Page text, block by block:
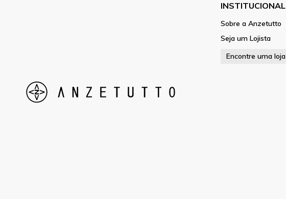
INSTITUCIONAL
Sobre a Anzetutto
Seja um Lojista
Encontre uma loja